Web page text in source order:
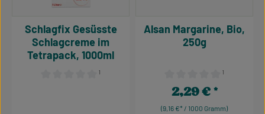
Durchschnittliche Bewertung von 0 von 5 Sternen
¹
Schlagfix Gesüsste
Schlagcreme im
Tetrapack, 1000ml
Durchschnittliche
¹
Alsan Margarine, Bio,
250g
(9,16 €* / 1000 Gramm)
Regulärer Preis:
2,29 €